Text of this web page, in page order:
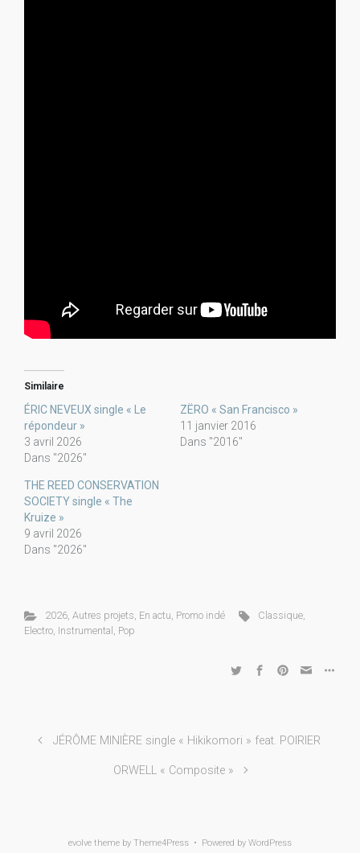
Similaire
ÉRIC NEVEUX single « Le
répondeur »
3 avril 2026
Dans "2026"
ZËRO « San Francisco »
11 janvier 2016
Dans "2016"
THE REED CONSERVATION
SOCIETY single « The
Kruize »
9 avril 2026
Dans "2026"
2026, Autres projets, En actu, Promo indé Classique,
Electro, Instrumental , Pop
JÉRÔME MINIÈRE single « Hikikomori » feat. POIRIER
ORWELL « Composite »
evolve theme by Theme4Press • Powered by WordPress